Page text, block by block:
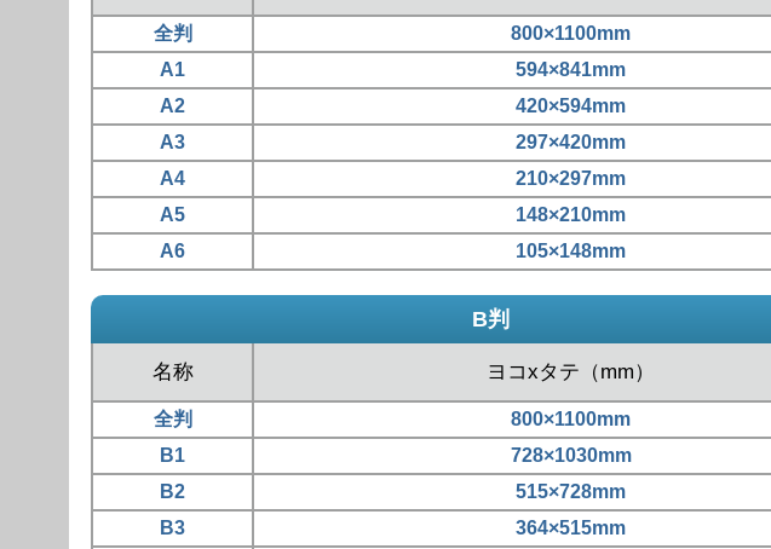
全判
800×1100mm
A1
594×841mm
A2
420×594mm
A3
297×420mm
A4
210×297mm
A5
148×210mm
A6
105×148mm
B判
名称 ヨコxタテ（mm）
全判
800×1100mm
B1
728×1030mm
B2
515×728mm
B3
364×515mm